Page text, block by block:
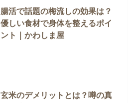
腸活で話題の梅流しの効果は？
優しい食材で身体を整えるポイ
ント｜かわしま屋
玄米のデメリットとは？噂の真